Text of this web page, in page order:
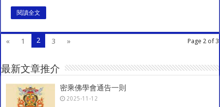
閱讀全文
Page 2 of 3
« 1 2 3 »
最新文章推介
密乘佛學會通告一則
2025-11-12